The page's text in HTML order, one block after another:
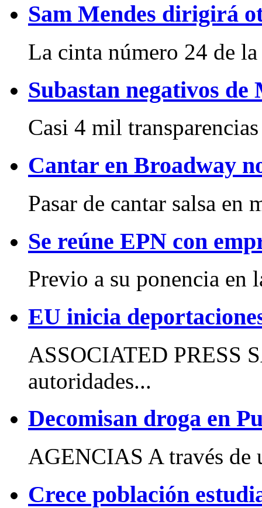
Sam Mendes dirigirá
La cinta número 24 de la
Subastan negativos
Casi 4 mil
Cantar en Broadway
Pasar de cantar salsa en
Se reúne EPN con
Previo a su ponencia en
EU inicia
ASSOCIATED PRESS
autoridades...
Decomisan droga en
AGENCIAS A través de
Crece población